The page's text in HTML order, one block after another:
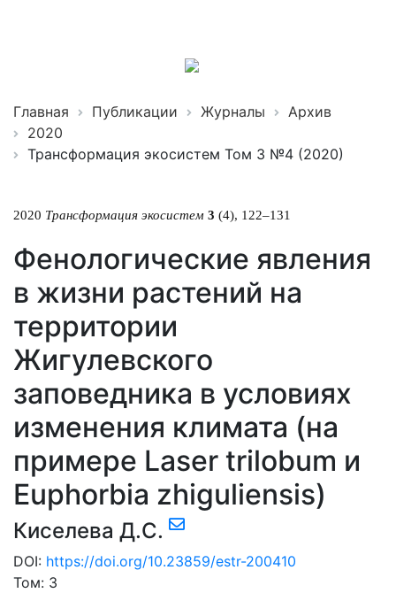
Главная Публикации Журналы
Архив
2020
Трансформация экосистем Том 3 №4 (2020)
2020 Трансформация экосистем 3 (4), 122–131
Фенологические явления
в жизни растений на
территории
Жигулевского
заповедника в условиях
изменения климата (на
примере Laser trilobum и
Euphorbia zhiguliensis)
Киселева Д.С.
DOI: https://doi.org/10.23859/estr-200410
Том: 3